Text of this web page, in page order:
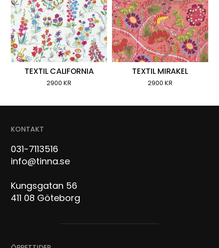
TEXTIL CALIFORNIA
2900KR
TEXTIL MIRAKEL
2900 KR
KONTAKT
031-7113516
info@tinna.se
Kungsgatan 56
411 08 Göteborg